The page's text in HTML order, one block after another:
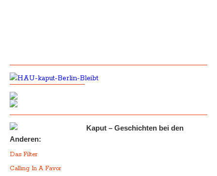
Kaput – Geschichten bei den
Anderen:
Das Filter
Calling In A Favor